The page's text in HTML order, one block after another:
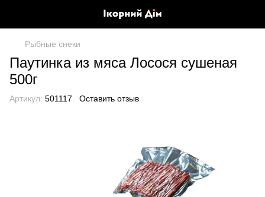
Рыбные снеки
Паутинка из мяса Лосося сушеная
500г
Артикул: 501117 Оставить отзыв